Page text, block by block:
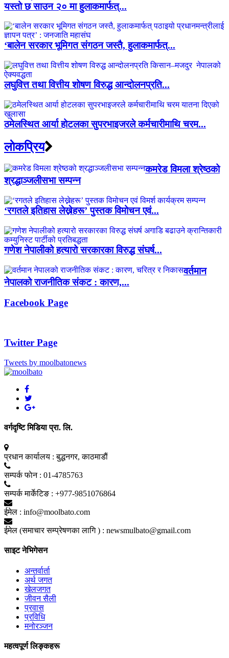
यस्तो छ साउन २० मा हुलाकमार्फत्...
‘बालेन सरकार भूमिगत संगठन जस्तै, हुलाकमार्फत्...
लघुवित्त तथा वित्तीय शोषण विरुद्ध आन्दोलनप्रति...
ठमेलस्थित आर्या होटलका सुपरभाइजरले कर्मचारीमाथि चरम...
लाेकप्रिय
कमरेड विमला श्रेष्ठको
श्रद्धाञ्जलीसभा सम्पन्न
‘रगतले इतिहास लेख्नेहरू’ पुस्तक विमोचन एवं...
गणेश नेपालीको हत्यारो सरकारका विरुद्ध संघर्ष...
वर्तमान
नेपालको राजनीतिक संकट : कारण,...
Facebook Page
Twitter Page
Tweets by moolbatonews
वर्गदृष्टि मिडिया प्रा. लि.
प्रधान कार्यालय : बुद्धनगर, काठमाडाैं
सम्पर्क फाेन : 01-4785763
सम्पर्क मार्केटिङ : +977-9851076864
ईमेल : info@moolbato.com
ईमेल (समाचार सम्प्रेषणका लागि ) : newsmulbato@gmail.com
साइट नेभिगेसन
अन्तर्वार्ता
अर्थ जगत
खेलजगत
जीवन सैली
प्रवास
प्रविधि
मनोरञ्जन
महत्वपूर्ण लिङ्कहरू